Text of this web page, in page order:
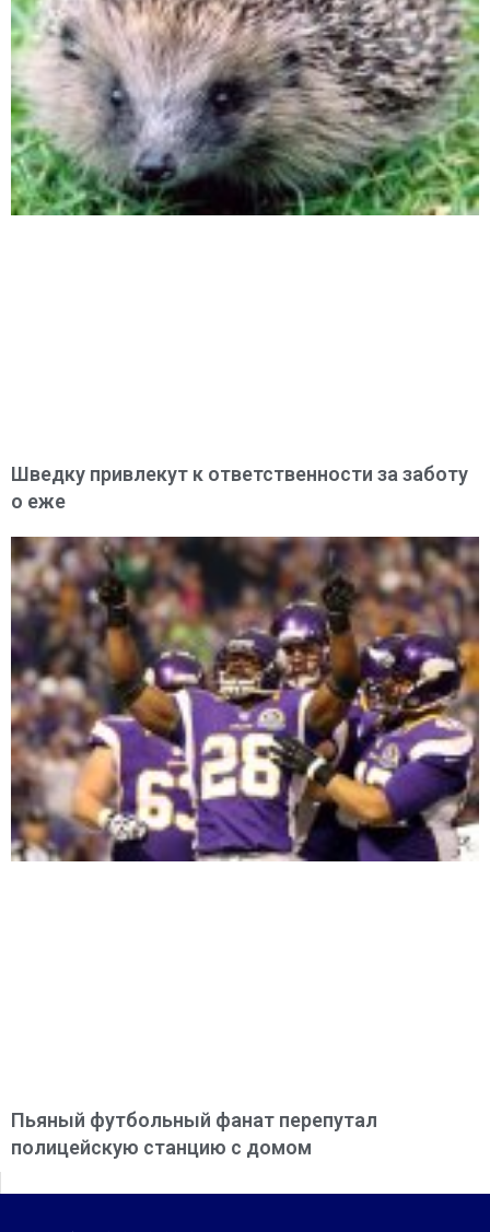
Шведку привлекут к ответственности за заботу
о еже
Пьяный футбольный фанат перепутал
полицейскую станцию с домом